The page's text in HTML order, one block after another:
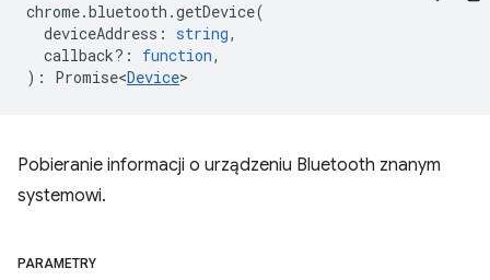
chrome.bluetooth .getDevice(
deviceAddress : string,
callback? : function,
) : Promise<Device>
Pobieranie informacji o urządzeniu Bluetooth znanym
systemowi.
PARAMETRY